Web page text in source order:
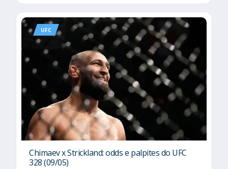
UFC
Chimaev x Strickland: odds e palpites do UFC
328 (09/05)